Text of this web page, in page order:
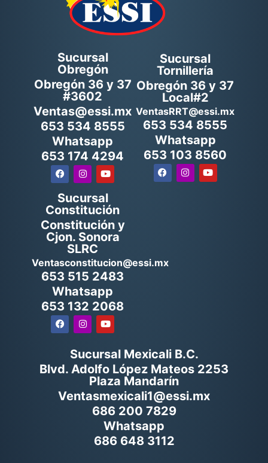
Sucursal
Obregón
Obregón 36 y 37
#3602
Ventas@essi.mx
653 534 8555
Whatsapp
653 174 4294
Sucursal
Tornillería
Obregón 36 y 37
Local#2
VentasRRT@essi.mx
653 534 8555
Whatsapp
653 103 8560
Sucursal
Constitución
Constitución y
Cjon. Sonora
SLRC
Ventasconstitucion@essi.mx
653 515 2483
Whatsapp
653 132 2068
Sucursal Mexicali B.C.
Blvd. Adolfo López Mateos 2253
Plaza Mandarín
Ventasmexicali1@essi.mx
686 200 7829
Whatsapp
686 648 3112